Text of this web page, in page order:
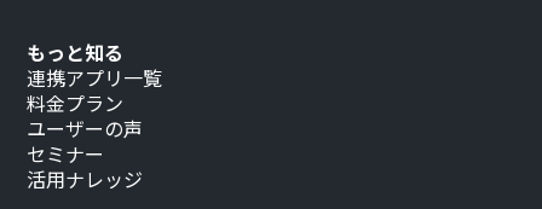
もっと知る
連携アプリ一覧
料金プラン
ユーザーの声
セミナー
活用ナレッジ